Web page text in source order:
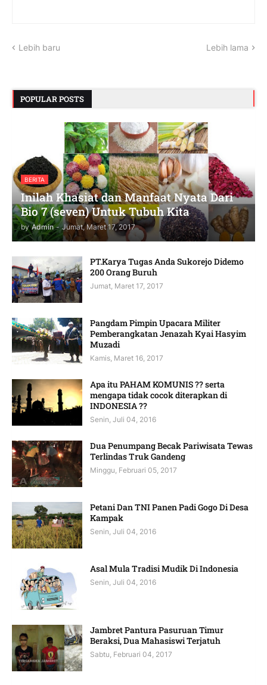
Lebih baru Lebih lama
POPULAR POSTS
BERITA
Inilah Khasiat dan Manfaat Nyata Dari
Bio 7 (seven) Untuk Tubuh Kita
by Admin - Jumat, Maret 17, 2017
PT.Karya Tugas Anda Sukorejo Didemo
200 Orang Buruh
Jumat, Maret 17, 2017
Pangdam Pimpin Upacara Militer
Pemberangkatan Jenazah Kyai Hasyim
Muzadi
Kamis, Maret 16, 2017
Apa itu PAHAM KOMUNIS ?? serta
mengapa tidak cocok diterapkan di
INDONESIA ??
Senin, Juli 04, 2016
Dua Penumpang Becak Pariwisata Tewas
Terlindas Truk Gandeng
Minggu, Februari 05, 2017
Petani Dan TNI Panen Padi Gogo Di Desa
Kampak
Senin, Juli 04, 2016
Asal Mula Tradisi Mudik Di Indonesia
Senin, Juli 04, 2016
Jambret Pantura Pasuruan Timur
Beraksi, Dua Mahasiswi Terjatuh
Sabtu, Februari 04, 2017